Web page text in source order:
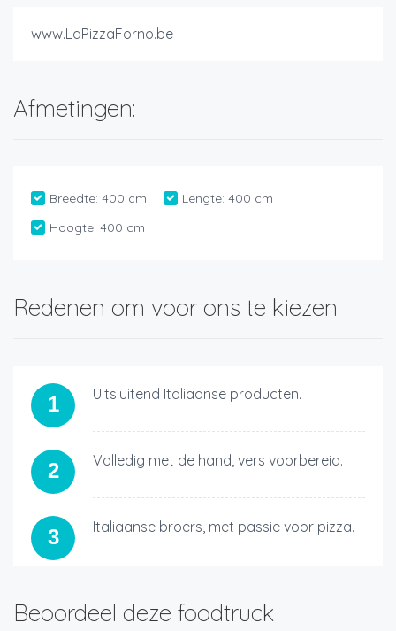
www.LaPizzaForno.be
Afmetingen:
Breedte: 400 cm Lengte: 400 cm
Hoogte: 400 cm
Redenen om voor ons te kiezen
1 Uitsluitend Italiaanse producten.
2 Volledig met de hand, vers voorbereid.
3 Italiaanse broers, met passie voor pizza.
Beoordeel deze foodtruck